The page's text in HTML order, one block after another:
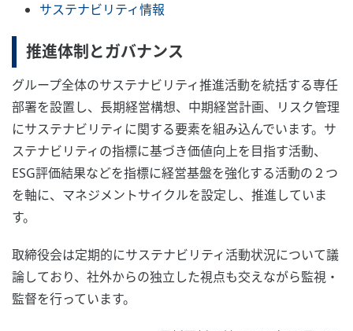
サステナビリティ情報
推進体制とガバナンス
グループ全体のサステナビリティ推進活動を統括する専任
部署を設置し、長期経営構想、中期経営計画、リスク管理
にサステナビリティに関する要素を組み込んでいます。サ
ステナビリティの指標に基づき価値向上を目指す活動、
ESG評価結果などを指標に経営基盤を強化する活動の２つ
を軸に、マネジメントサイクルを設定し、推進していま
す。
取締役会は定期的にサステナビリティ活動状況について議
論しており、社外からの独立した視点も交えながら監視・
監督を行っています。